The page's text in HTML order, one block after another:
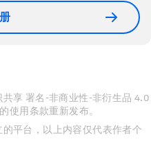
享 署名-非商业性-非衍生品 4.0
使用条款重新发布。
平台，以上内容仅代表作者个